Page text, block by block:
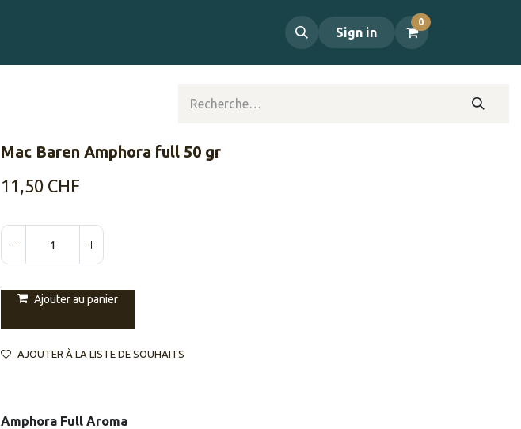
Sign in
0
Mac Baren Amphora full 50 gr
11,50 CHF
Ajouter au panier
AJOUTER À LA LISTE DE SOUHAITS
Amphora Full Aroma